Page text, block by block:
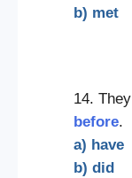
b) met
14. They
before.
a) have
b) did